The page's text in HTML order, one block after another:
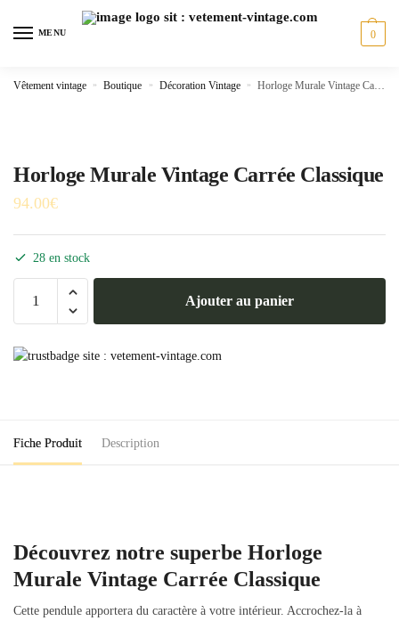
MENU 0
Vêtement vintage » Boutique » Décoration Vintage » Horloge Murale Vintage Carrée Classique
Horloge Murale Vintage Carrée Classique
94.00€
28 en stock
Murale
Ajouter au panier
Fiche Produit Description
Découvrez notre superbe Horloge
Murale Vintage Carrée Classique
Cette pendule apportera du caractère à votre intérieur. Accrochez-la à